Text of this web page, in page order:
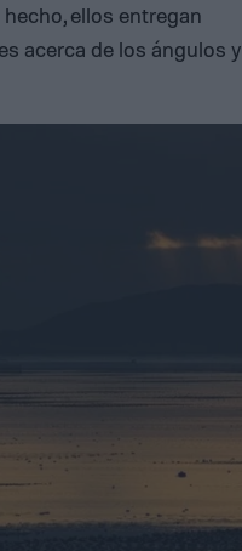
ellos entregan
acerca de los ángulos y